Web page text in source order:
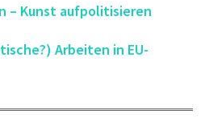
– Kunst aufpolitisieren
Arbeiten in EU-